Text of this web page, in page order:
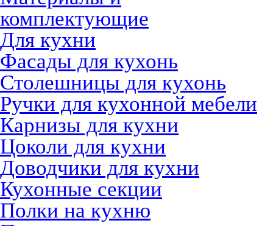
комплектующие
Для кухни
Фасады для кухонь
Столешницы для кухонь
Ручки для кухонной мебели
Карнизы для кухни
Цоколи для кухни
Доводчики для кухни
Кухонные секции
Полки на кухню